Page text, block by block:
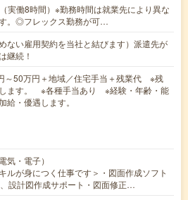
実働8時間）※勤務時間は就業先により異な
。◎フレックス勤務が可…
ない雇用契約を当社と結びます）派遣先が
継続！
～50万円＋地域／住宅手当＋残業代 ※残
ます。 ※各種手当あり ※経験・年齢・能
給・優遇します。
気・電子）
ルが身につく仕事です＞・図面作成ソフト
、設計図作成サポート・図面修正…